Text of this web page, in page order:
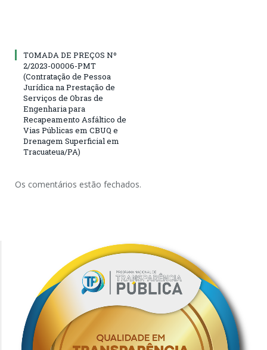
TOMADA DE PREÇOS Nº
2/2023-00006-PMT
(Contratação de Pessoa
Jurídica na Prestação de
Serviços de Obras de
Engenharia para
Recapeamento Asfáltico de
Vias Públicas em CBUQ e
Drenagem Superficial em
Tracuateua/PA)
Os comentários estão fechados.